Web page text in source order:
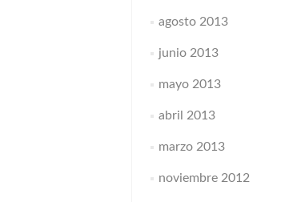
agosto 2013
junio 2013
mayo 2013
abril 2013
marzo 2013
noviembre 2012